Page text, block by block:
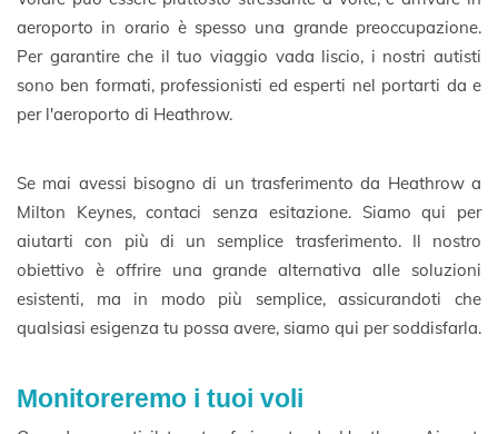
aeroporto in orario è spesso una grande preoccupazione.
Per garantire che il tuo viaggio vada liscio, i nostri autisti
sono ben formati, professionisti ed esperti nel portarti da e
per l'aeroporto di Heathrow.
Se mai avessi bisogno di un trasferimento da Heathrow a
Milton Keynes, contaci senza esitazione. Siamo qui per
aiutarti con più di un semplice trasferimento. Il nostro
obiettivo è offrire una grande alternativa alle soluzioni
esistenti, ma in modo più semplice, assicurandoti che
qualsiasi esigenza tu possa avere, siamo qui per soddisfarla.
Monitoreremo i tuoi voli